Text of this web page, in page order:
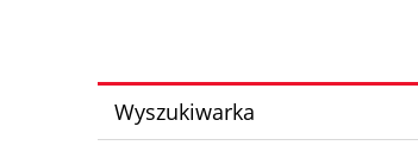
Wyszukiwarka